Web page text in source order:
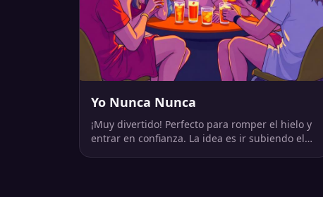
Yo Nunca Nunca
¡Muy divertido! Perfecto para romper el hielo y
entrar en confianza. La idea es ir subiendo el